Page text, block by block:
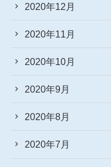
2020年12月
2020年11月
2020年10月
2020年9月
2020年8月
2020年7月